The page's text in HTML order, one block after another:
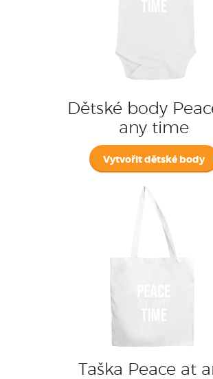
Dětské body
any time
Vytvořit dětské body
Taška Peace at